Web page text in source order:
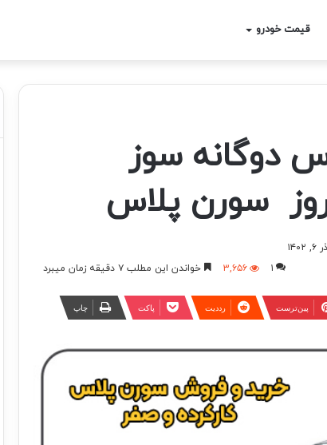
قیمت خودرو
دوگانه سوز
سورن پلاس
۱
۳,۶۵۶ خواندن این مطلب ۷ دقیقه زمان میبرد
‫پین‌ترست ‫رددیت پاکت چاپ